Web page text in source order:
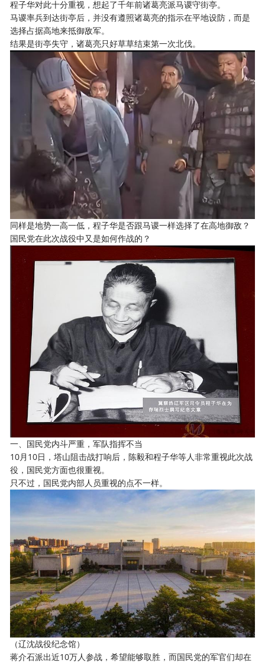
程子华对此十分重视，想起了千年前诸葛亮派马谡守街亭。
马谡率兵到达街亭后，并没有遵照诸葛亮的指示在平地设防，而是
选择占据高地来抵御敌军。
结果是街亭失守，诸葛亮只好草草结束第一次北伐。
同样是地势一高一低，程子华是否跟马谡一样选择了在高地御敌？
国民党在此次战役中又是如何作战的？
一、国民党内斗严重，军队指挥不当
10月10日，塔山阻击战打响后，陈毅和程子华等人非常重视此次战
役，国民党方面也很重视。
只不过，国民党内部人员重视的点不一样。
（辽沈战役纪念馆）
蒋介石派出近10万人参战，希望能够取胜，而国民党的军官们却在